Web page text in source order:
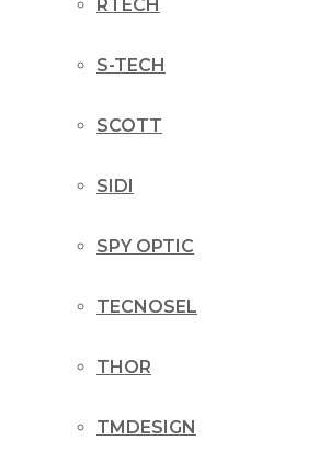
RTECH
S-TECH
SCOTT
SIDI
SPY OPTIC
TECNOSEL
THOR
TMDESIGN